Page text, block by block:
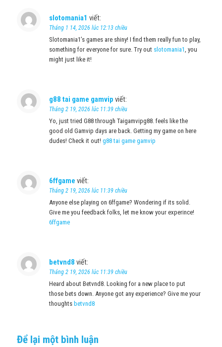
slotomania1 viết:
Tháng 1 14, 2026 lúc 12:13 chiều
Slotomania1’s games are shiny! I find them really fun to play,
something for everyone for sure. Try out slotomania1 , you
might just like it!
g88 tai game gamvip viết:
Tháng 2 19, 2026 lúc 11:39 chiều
Yo, just tried G88 through Taigamvipg88. feels like the
good old Gamvip days are back. Getting my game on here
dudes! Check it out! g88 tai game gamvip
6ffgame viết:
Tháng 2 19, 2026 lúc 11:39 chiều
Anyone else playing on 6ffgame? Wondering if its solid.
Give me you feedback folks, let me know your experince!
6ffgame
betvnd8 viết:
Tháng 2 19, 2026 lúc 11:39 chiều
Heard about Betvnd8. Looking for a new place to put
those bets down. Anyone got any experience? Give me your
thoughts betvnd8
Để lại một bình luận